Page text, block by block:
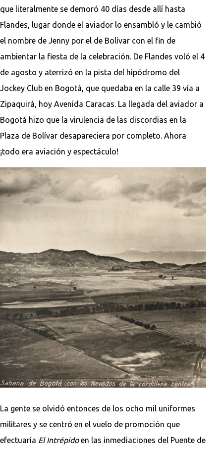
que literalmente se demoró 40 días desde allí hasta
Flandes, lugar donde el aviador lo ensambló y le cambió
el nombre de Jenny por el de Bolívar con el fin de
ambientar la fiesta de la celebración. De Flandes voló el 4
de agosto y aterrizó en la pista del hipódromo del
Jockey Club en Bogotá, que quedaba en la calle 39 vía a
Zipaquirá, hoy Avenida Caracas. La llegada del aviador a
Bogotá hizo que la virulencia de las discordias en la
Plaza de Bolívar desapareciera por completo. Ahora
¡todo era aviación y espectáculo!
La gente se olvidó entonces de los ocho mil uniformes
militares y se centró en el vuelo de promoción que
efectuaría El Intrépidoen las inmediaciones del Puente de